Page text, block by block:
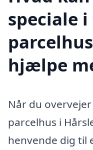
speciale
hjælpe
Når du
parcelhus i
henvende dig til